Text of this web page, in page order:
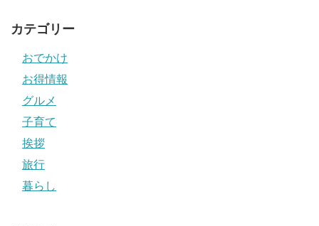
カテゴリー
おでかけ
お得情報
グルメ
子育て
挨拶
旅行
暮らし